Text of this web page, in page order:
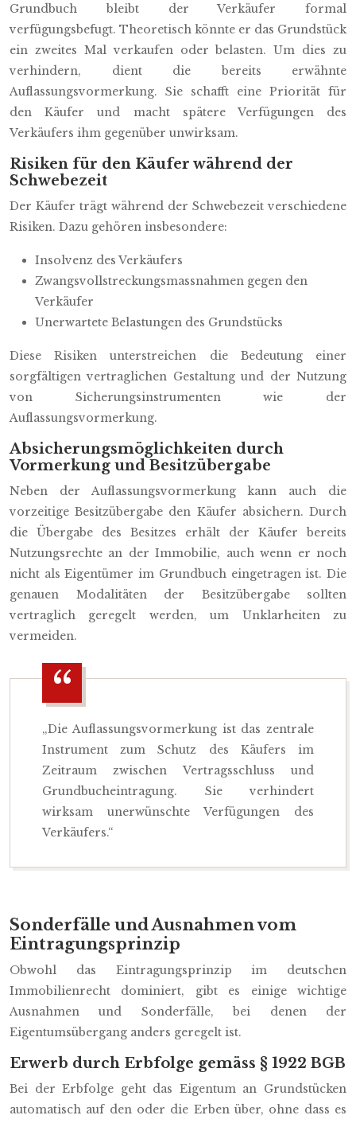
Grundbuch bleibt der Verkäufer formal
verfügungsbefugt. Theoretisch könnte er das Grundstück
ein zweites Mal verkaufen oder belasten. Um dies zu
verhindern, dient die bereits erwähnte
Auflassungsvormerkung. Sie schafft eine Priorität für
den Käufer und macht spätere Verfügungen des
Verkäufers ihm gegenüber unwirksam.
Risiken für den Käufer während der
Schwebezeit
Der Käufer trägt während der Schwebezeit verschiedene
Risiken. Dazu gehören insbesondere:
Insolvenz des Verkäufers
Zwangsvollstreckungsmassnahmen gegen den
Verkäufer
Unerwartete Belastungen des Grundstücks
Diese Risiken unterstreichen die Bedeutung einer
sorgfältigen vertraglichen Gestaltung und der Nutzung
von Sicherungsinstrumenten wie der
Auflassungsvormerkung.
Absicherungsmöglichkeiten durch
Vormerkung und Besitzübergabe
Neben der Auflassungsvormerkung kann auch die
vorzeitige Besitzübergabe den Käufer absichern. Durch
die Übergabe des Besitzes erhält der Käufer bereits
Nutzungsrechte an der Immobilie, auch wenn er noch
nicht als Eigentümer im Grundbuch eingetragen ist. Die
genauen Modalitäten der Besitzübergabe sollten
vertraglich geregelt werden, um Unklarheiten zu
vermeiden.
„Die Auflassungsvormerkung ist das zentrale
Instrument zum Schutz des Käufers im
Zeitraum zwischen Vertragsschluss und
Grundbucheintragung. Sie verhindert
wirksam unerwünschte Verfügungen des
Verkäufers.“
Sonderfälle und Ausnahmen vom
Eintragungsprinzip
Obwohl das Eintragungsprinzip im deutschen
Immobilienrecht dominiert, gibt es einige wichtige
Ausnahmen und Sonderfälle, bei denen der
Eigentumsübergang anders geregelt ist.
Erwerb durch Erbfolge gemäss § 1922 BGB
Bei der Erbfolge geht das Eigentum an Grundstücken
automatisch auf den oder die Erben über, ohne dass es